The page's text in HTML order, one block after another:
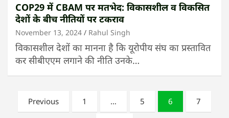
COP29 में CBAM पर मतभेद: विकासशील व विकसित
देशों के बीच नीतियों पर टकराव
November 13, 2024 Rahul Singh
विकासशील देशों का मानना है कि यूरोपीय संघ का प्रस्तावित
कर सीबीएएम लगाने की नीति उनके…
PostsPrevious 1 … 5 6 7